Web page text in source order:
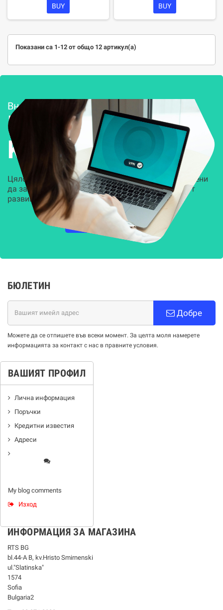
BUY BUY
Показани са 1-12 от общо 12 артикул(а)
Внедряване и поддръжка
Решения за
Kиберсигурност
Цялостни, задвижвани от AI решения, предназначени
да защитят всеки слой на вашата организация от
развиващите се киберзаплахи.
НАУЧЕТЕ ПОВЕЧЕ
БЮЛЕТИН
Добре
Можете да се отпишете във всеки момент. За целта моля намерете
информацията за контакт с нас в правните условия.
ВАШИЯТ ПРОФИЛ
Лична информация
Поръчки
Кредитни известия
Адреси
My blog comments
Изход
ИНФОРМАЦИЯ ЗА МАГАЗИНА
RTS BG
bl.44-А В, kv.Hristo Smirnenski
ul."Slatinska"
1574
Sofia
Bulgaria2